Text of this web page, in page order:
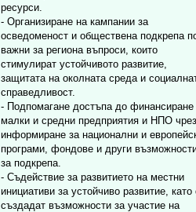
ресурси.
- Организиране на кампании за
осведоменост и обществена подкрепа
важни за региона въпроси, които
стимулират устойчивото развитие,
защитата на околната среда и
справедливост.
- Подпомагане достъпа до финансиране
малки и средни предприятия и НПО чрез
информиране за национални и
програми, фондове и други
за подкрепа.
- Съдействие за развитието на местни
инициативи за устойчиво развитие, като
създадат възможности за участие на